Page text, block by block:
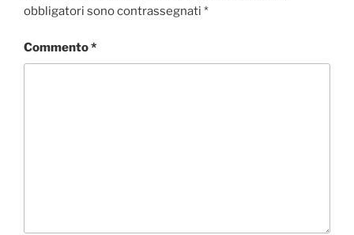
obbligatori sono contrassegnati *
Commento*